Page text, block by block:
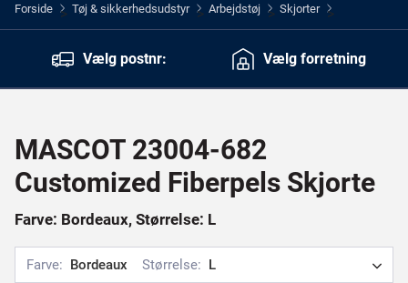
Forside > Tøj & sikkerhedsudstyr > Arbejdstøj > Skjorter >
Vælg postnr: Vælg forretning
MASCOT 23004-682
Customized Fiberpels Skjorte
Farve: Bordeaux, Størrelse: L
Farve: Bordeaux Størrelse: L